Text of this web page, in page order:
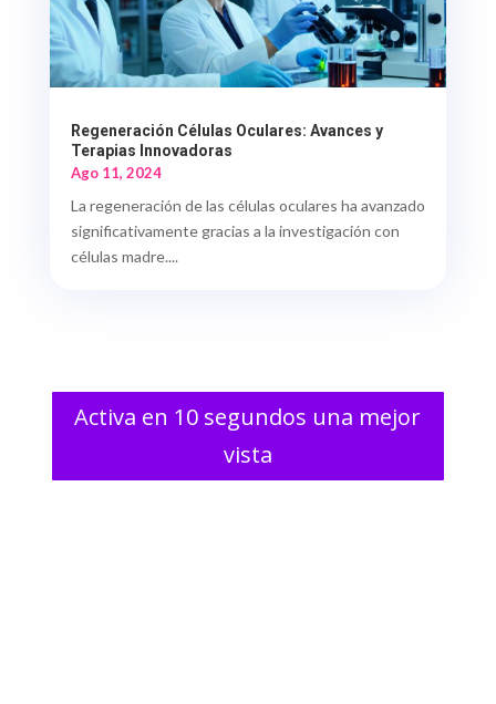
Regeneración Células Oculares: Avances y
Terapias Innovadoras
Ago 11, 2024
La regeneración de las células oculares ha avanzado
significativamente gracias a la investigación con
células madre....
Activa en 10 segundos una mejor
vista